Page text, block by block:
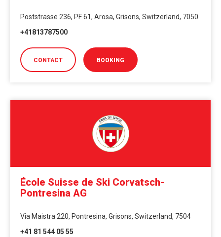
Poststrasse 236, PF 61, Arosa, Grisons, Switzerland, 7050
+41813787500
CONTACT BOOKING
École Suisse de Ski Corvatsch-
Pontresina AG
Via Maistra 220, Pontresina, Grisons, Switzerland, 7504
+41 81 544 05 55